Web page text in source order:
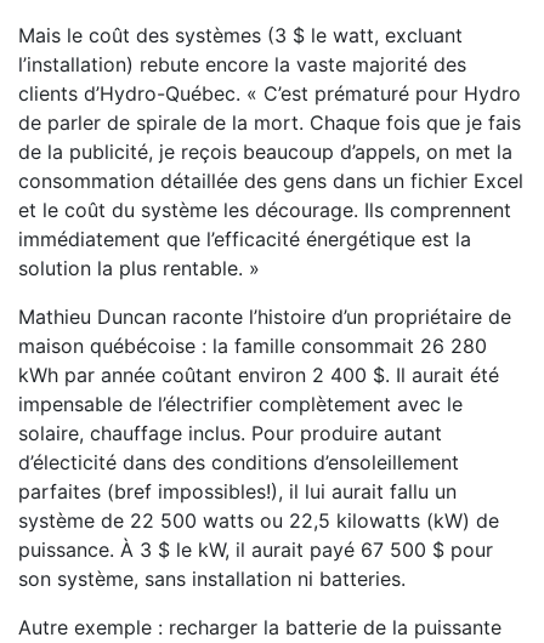
Mais le coût des systèmes (3 $ le watt, excluant
l’installation) rebute encore la vaste majorité des
clients d’Hydro-Québec. « C’est prématuré pour Hydro
de parler de spirale de la mort. Chaque fois que je fais
de la publicité, je reçois beaucoup d’appels, on met la
consommation détaillée des gens dans un fichier Excel
et le coût du système les décourage. Ils comprennent
immédiatement que l’efficacité énergétique est la
solution la plus rentable. »
Mathieu Duncan raconte l’histoire d’un propriétaire de
maison québécoise : la famille consommait 26 280
kWh par année coûtant environ 2 400 $. Il aurait été
impensable de l’électrifier complètement avec le
solaire, chauffage inclus. Pour produire autant
d’électicité dans des conditions d’ensoleillement
parfaites (bref impossibles!), il lui aurait fallu un
système de 22 500 watts ou 22,5 kilowatts (kW) de
puissance. À 3 $ le kW, il aurait payé 67 500 $ pour
son système, sans installation ni batteries.
Autre exemple : recharger la batterie de la puissante